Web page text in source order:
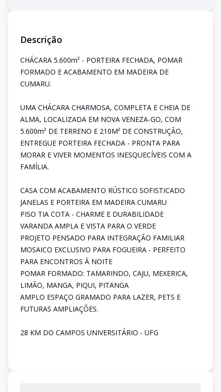
Descrição
CHÁCARA 5.600m² - PORTEIRA FECHADA, POMAR
FORMADO E ACABAMENTO EM MADEIRA DE
CUMARU.
UMA CHÁCARA CHARMOSA, COMPLETA E CHEIA DE
ALMA, LOCALIZADA EM NOVA VENEZA-GO, COM
5.600m² DE TERRENO E 210M² DE CONSTRUÇÃO,
ENTREGUE PORTEIRA FECHADA - PRONTA PARA
MORAR E VIVER MOMENTOS INESQUECÍVEIS COM A
FAMÍLIA.
CASA COM ACABAMENTO RÚSTICO SOFISTICADO
JANELAS E PORTEIRA EM MADEIRA CUMARU
PISO TIA COTA - CHARME E DURABILIDADE
VARANDA AMPLA E VISTA PARA O VERDE
PROJETO PENSADO PARA INTEGRAÇÃO FAMILIAR
MOSAICO EXCLUSIVO PARA FOGUEIRA - PERFEITO
PARA ENCONTROS À NOITE
POMAR FORMADO: TAMARINDO, CAJU, MEXERICA,
LIMÃO, MANGA, PIQUI, PITANGA
AMPLO ESPAÇO GRAMADO PARA LAZER, PETS E
FUTURAS AMPLIAÇÕES.
28 KM DO CAMPOS UNIVERSITÁRIO - UFG